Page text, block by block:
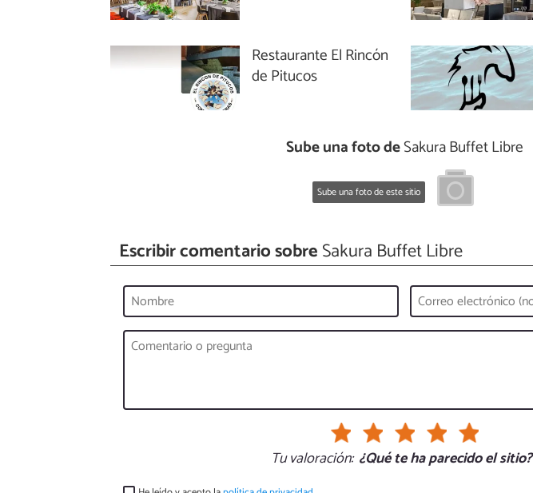
Restaurante El Rincón
de Pitucos
Sube una foto deSakura Buffet Libre
Sube una foto de este sitio
Escribir comentario sobreSakura Buffet Libre
Tu valoración: ¿Qué te ha parecido el sitio?